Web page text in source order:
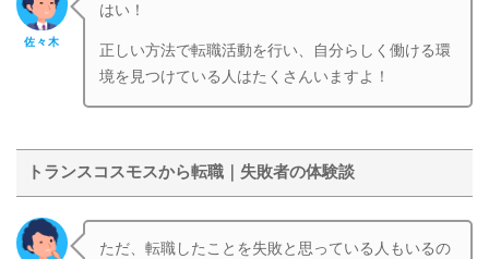
佐々木
はい！
正しい方法で転職活動を行い、自分らしく働ける環
境を見つけている人はたくさんいますよ！
トランスコスモスから転職｜失敗者の体験談
ただ、転職したことを失敗と思っている人もいるの